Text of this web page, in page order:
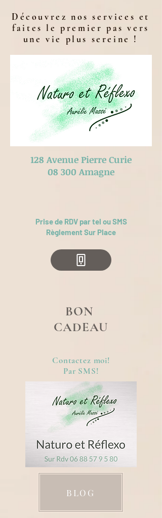
Découvrez nos services et
faites le premier pas vers
une vie plus sereine !
128 Avenue Pierre Curie
​08 300 Amagne
Prise de RDV par tel ou SMS
Règlement Sur Place
BON
CADEAU
Contactez moi!
Par SMS!
BLOG